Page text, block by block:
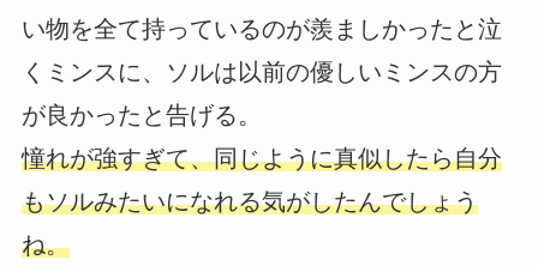
い物を全て持っているのが羨ましかったと泣
くミンスに、ソルは以前の優しいミンスの方
が良かったと告げる。
憧れが強すぎて、同じように真似したら自分
もソルみたいになれる気がしたんでしょう
ね。